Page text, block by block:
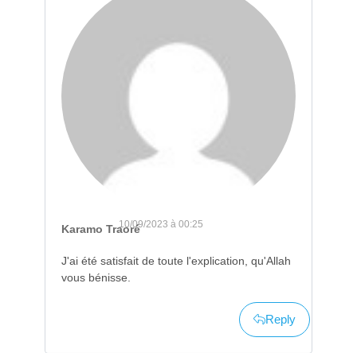
Karamo Traoré10/09/2023 à 00:25
J'ai été satisfait de toute l'explication, qu'Allah
vous bénisse.
Reply